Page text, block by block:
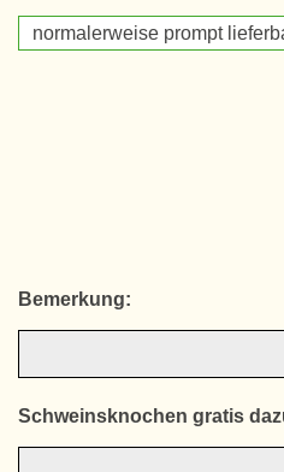
normalerweise prompt
Bemerkung:
Schweinsknochen gratis